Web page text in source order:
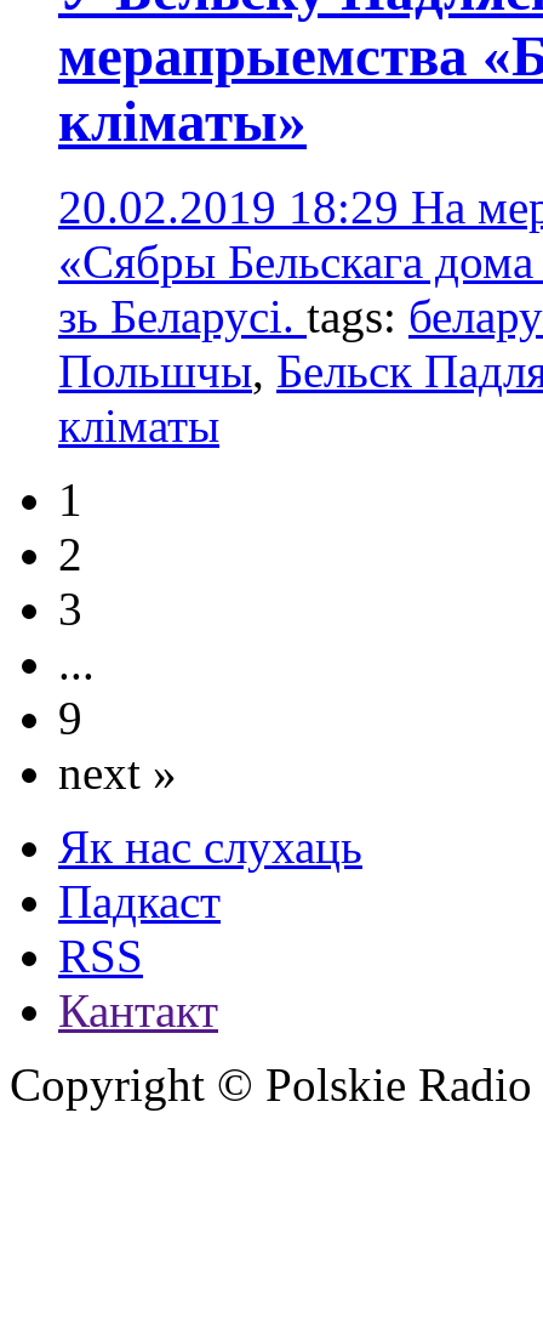
мерапрыемства
кліматы»
20.02.2019 18:29 На
«Сябры Бельскага
зь Беларусі. tags:
Польшчы, Бельск
кліматы
1
2
3
...
9
next »
Як нас слухаць
Падкаст
RSS
Кантакт
Copyright © Polskie